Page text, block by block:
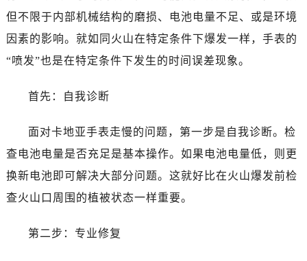
但不限于内部机械结构的磨损、电池电量不足、或是环境
因素的影响。就如同火山在特定条件下爆发一样，手表的
“喷发”也是在特定条件下发生的时间误差现象。
首先：自我诊断
面对卡地亚手表走慢的问题，第一步是自我诊断。检
查电池电量是否充足是基本操作。如果电池电量低，则更
换新电池即可解决大部分问题。这就好比在火山爆发前检
查火山口周围的植被状态一样重要。
第二步：专业修复